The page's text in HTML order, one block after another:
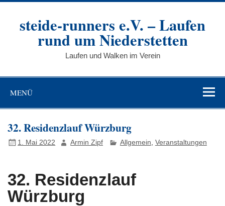
Zum
steide-runners e.V. – Laufen
rund um Niederstetten
Laufen und Walken im Verein
MENÜ
32. Residenzlauf Würzburg
1. Mai 2022 Armin Zipf Allgemein Veranstaltungen
32. Residenzlauf
Würzburg